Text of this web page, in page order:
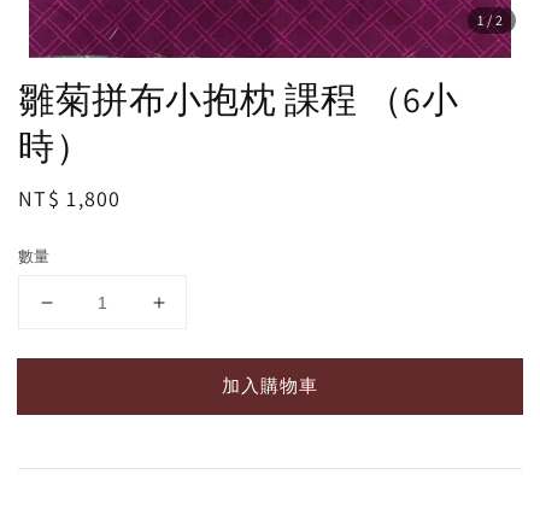
1 /2
雛菊拼布小抱枕 課程 （6小
時）
Regular
NT$ 1,800
數量
加入購物車